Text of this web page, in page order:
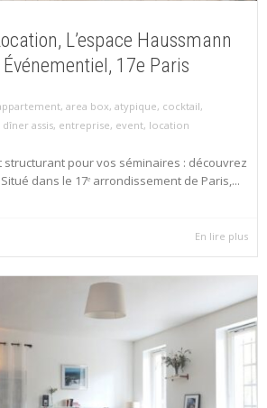
L’espace Haussmann
17e Paris
, area box, atypique, cocktail,
dîner assis, entreprise, event, location
structurant pour vos séminaires : découvrez
dans le 17ᵉ arrondissement de Paris,...
En lire plus